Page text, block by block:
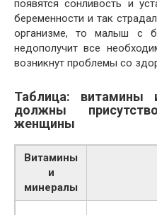
появятся сонливость и
беременности и так
организме, то малыш с
недополучит все
возникнут проблемы со
Таблица: витамины
должны
женщины
Витамины
и
минералы